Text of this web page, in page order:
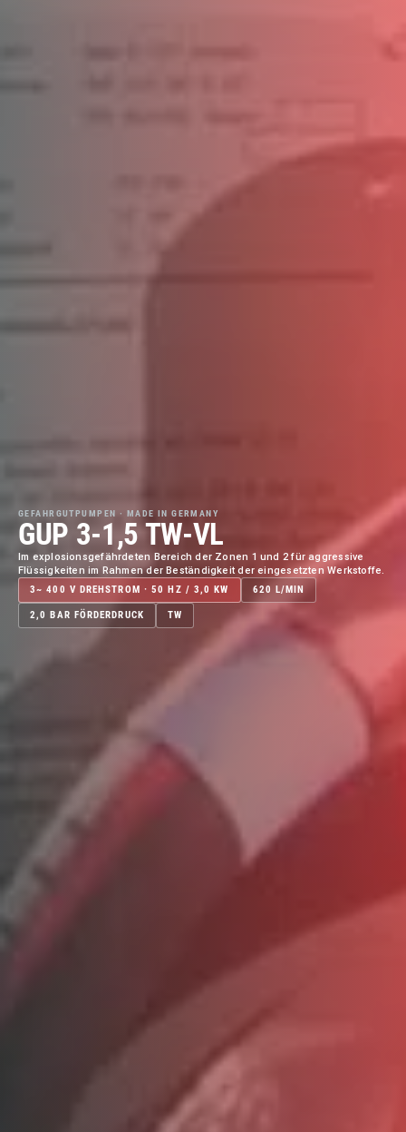
GEFAHRGUTPUMPEN · MADE IN GERMANY
GUP 3-1,5 TW-VL
Im explosionsgefährdeten Bereich der Zonen 1 und 2 für aggressive
Flüssigkeiten im Rahmen der Beständigkeit der eingesetzten Werkstoffe.
3~ 400 V DREHSTROM · 50 HZ / 3,0 KW
620 L/MIN
2,0 BAR FÖRDERDRUCK TW